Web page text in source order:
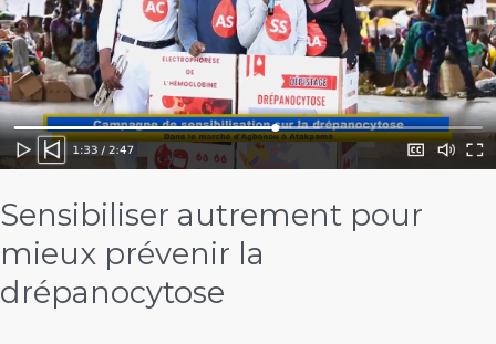
France
au
Togo
Sensibiliser autrement pour
mieux prévenir la
drépanocytose